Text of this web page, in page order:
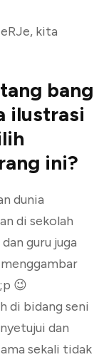
kita
bang
ilustrasi
ini?
dunia
di sekolah
guru juga
menggambar
😉
di bidang seni
dan
sekali tidak